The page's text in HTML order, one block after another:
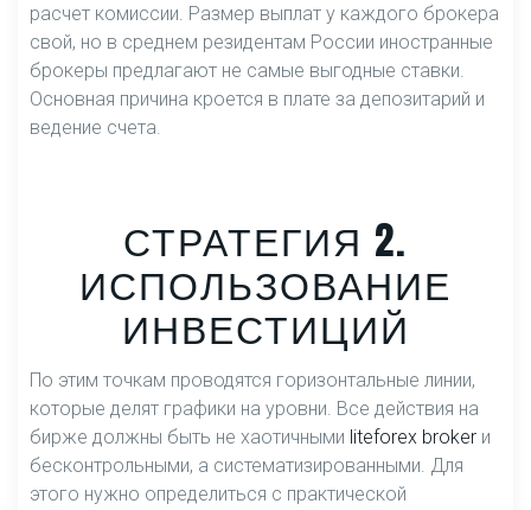
расчет комиссии. Размер выплат у каждого брокера
свой, но в среднем резидентам России иностранные
брокеры предлагают не самые выгодные ставки.
Основная причина кроется в плате за депозитарий и
ведение счета.
СТРАТЕГИЯ 2.
ИСПОЛЬЗОВАНИЕ
ИНВЕСТИЦИЙ
По этим точкам проводятся горизонтальные линии,
которые делят графики на уровни. Все действия на
бирже должны быть не хаотичными liteforex broker и
бесконтрольными, а систематизированными. Для
этого нужно определиться с практической